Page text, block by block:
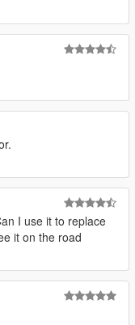
I use it to replace
it on the road